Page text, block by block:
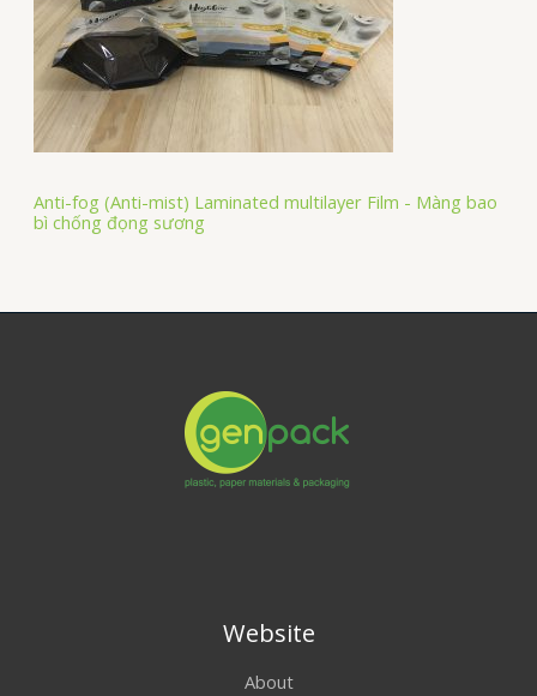
Anti-fog (Anti-mist) Laminated multilayer Film - Màng bao
bì chống đọng sương
Website
About